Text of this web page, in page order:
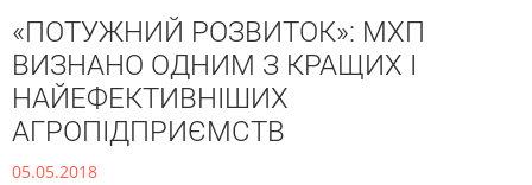
«ПОТУЖНИЙ РОЗВИТОК»: МХП
ВИЗНАНО ОДНИМ З КРАЩИХ І
НАЙЕФЕКТИВНІШИХ
АГРОПІДПРИЄМСТВ
05.05.2018